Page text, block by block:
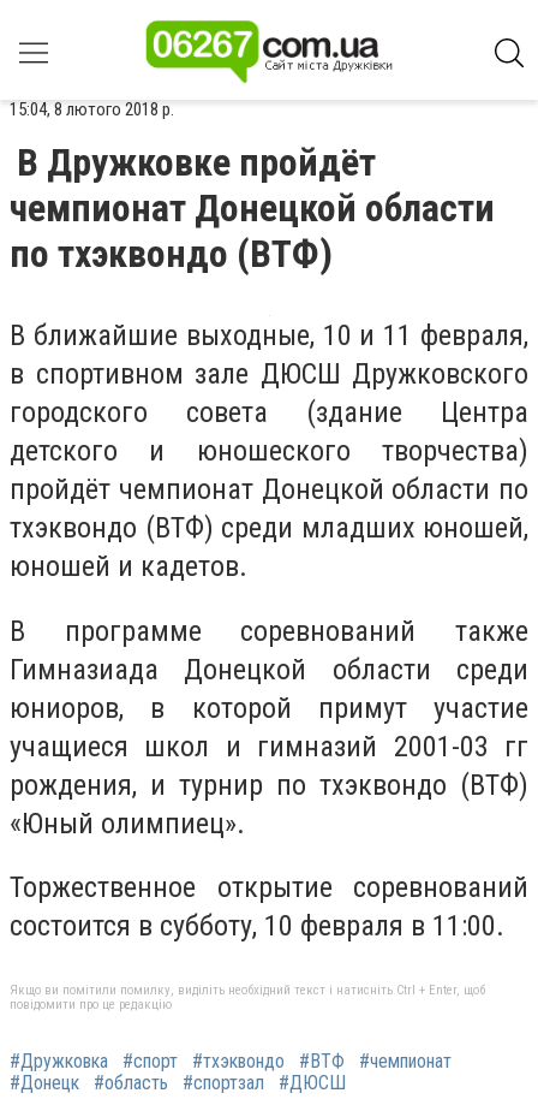
15:04, 8 лютого 2018 р.
В Дружковке пройдёт
чемпионат Донецкой области
по тхэквондо (ВТФ)
В ближайшие выходные, 10 и 11 февраля,
в спортивном зале ДЮСШ Дружковского
городского совета (здание Центра
детского и юношеского творчества)
пройдёт чемпионат Донецкой области по
тхэквондо (ВТФ) среди младших юношей,
юношей и кадетов.
В программе соревнований также
Гимназиада Донецкой области среди
юниоров, в которой примут участие
учащиеся школ и гимназий 2001-03 гг
рождения, и турнир по тхэквондо (ВТФ)
«Юный олимпиец».
Торжественное открытие соревнований
состоится в субботу, 10 февраля в 11:00.
Якщо ви помітили помилку, виділіть необхідний текст і натисніть Ctrl + Enter, щоб
повідомити про це редакцію
#Дружковка #спорт #тхэквондо #ВТФ
#чемпионат
#Донецк
#область #спортзал #ДЮСШ